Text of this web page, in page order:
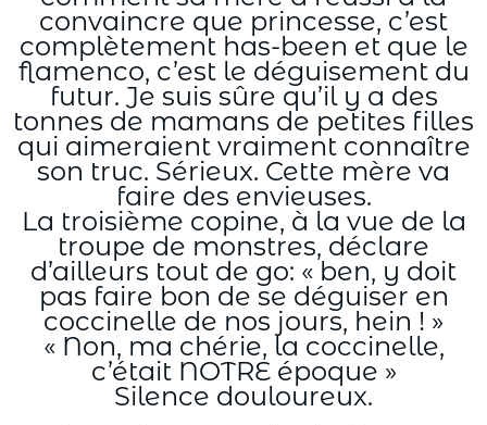
convaincre que princesse, c’est
complètement has-been et que le
flamenco, c’est le déguisement du
futur. Je suis sûre qu’il y a des
tonnes de mamans de petites filles
qui aimeraient vraiment connaître
son truc. Sérieux. Cette mère va
faire des envieuses.
La troisième copine, à la vue de la
troupe de monstres, déclare
d’ailleurs tout de go: « ben, y doit
pas faire bon de se déguiser en
coccinelle de nos jours, hein ! »
« Non, ma chérie, la coccinelle,
c’était NOTRE époque »
Silence douloureux.